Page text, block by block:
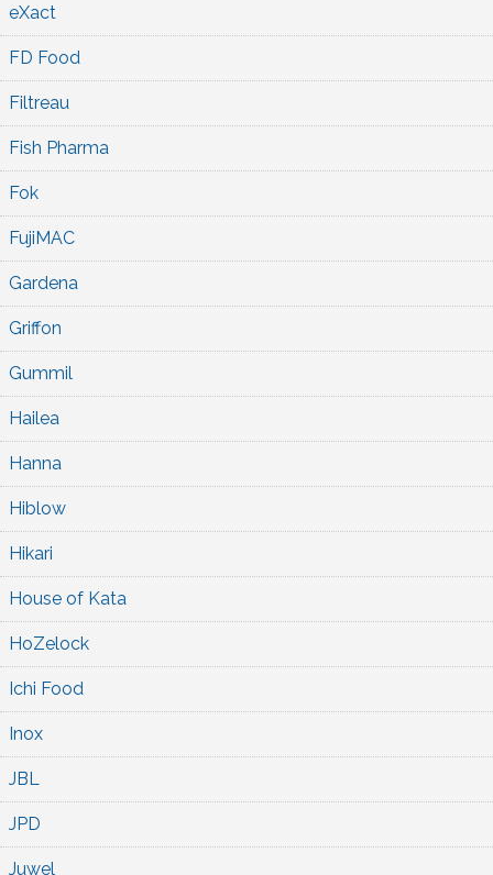
eXact
FD Food
Filtreau
Fish Pharma
Fok
FujiMAC
Gardena
Griffon
Gummil
Hailea
Hanna
Hiblow
Hikari
House of Kata
HoZelock
Ichi Food
Inox
JBL
JPD
Juwel